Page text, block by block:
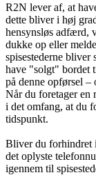
R2N lever af, at
dette bliver i høj
hensynsløs adfærd,
dukke op eller
spisestederne bliver
have "solgt" bordet
på denne opførsel –
Når du foretager en
i det omfang, at du
tidspunkt.
Bliver du forhindret
det oplyste
igennem til